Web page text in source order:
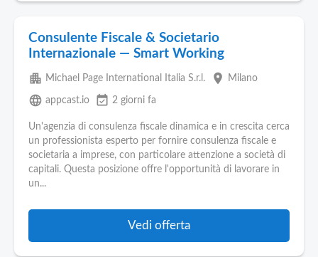
Consulente Fiscale & Societario
Internazionale — Smart Working
apartment Michael Page International Italia S.r.l. place Milano
language appcast.io event_available 2 giorni fa
Un'agenzia di consulenza fiscale dinamica e in crescita cerca
un professionista esperto per fornire consulenza fiscale e
societaria a imprese, con particolare attenzione a società di
capitali. Questa posizione offre l'opportunità di lavorare in
un...
Vedi offerta